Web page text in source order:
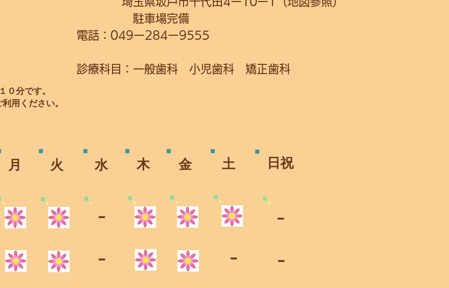
０分です。
用ください。
​月 ​火
駐車場完備
電話：049ー284ー9555
診療科目：一般歯科 小児歯科 矯正歯科
木 ​金
水 ​日祝
​土
​-
​- ​-
​-
​-